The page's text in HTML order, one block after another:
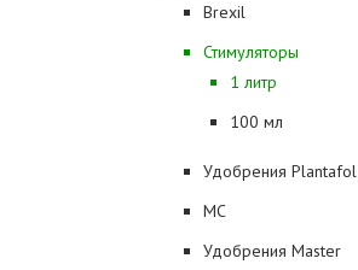
Brexil
Стимуляторы
1 литр
100 мл
Удобрения Plantafol
MC
Удобрения Master